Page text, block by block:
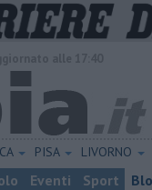
PISA LIVORNO
Eventi Sport